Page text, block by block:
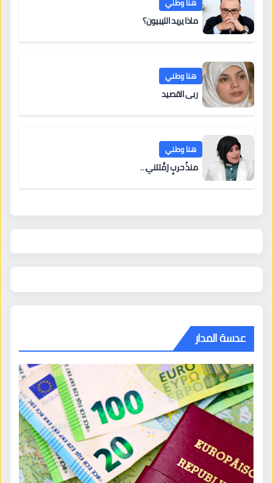
ماذا يريد الليبيون؟
هنا وطني
ربى القصيد
هنا وطني
منذُ حربٍ رَمَّلتني…
عدسة المدار